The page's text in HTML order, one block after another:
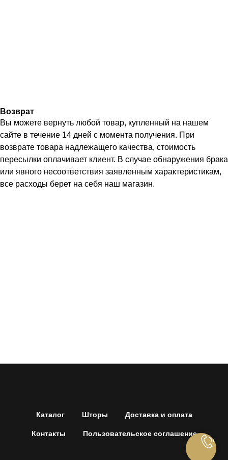
Возврат
Вы можете вернуть любой товар, купленный на нашем
сайте в течение 14 дней с момента получения. При
возврате товара надлежащего качества, стоимость
пересылки оплачивает клиент. В случае обнаружения брака
или явного несоответствия заявленным характеристикам,
все расходы берет на себя наш магазин.
Каталог Шторы Доставка и оплата
Контакты Пользовательское соглашение